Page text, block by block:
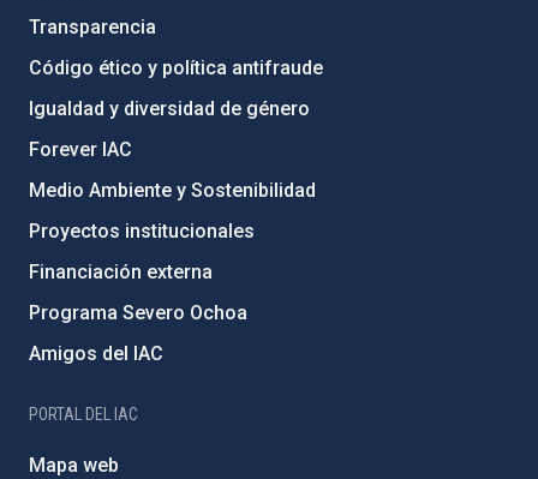
Transparencia
Código ético y política antifraude
Igualdad y diversidad de género
Forever IAC
Medio Ambiente y Sostenibilidad
Proyectos institucionales
Financiación externa
Programa Severo Ochoa
Amigos del IAC
PORTAL DEL IAC
Mapa web